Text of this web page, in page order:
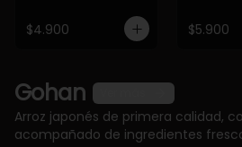
$4.900 $5.900
Gohan
Arroz japonés de primera calidad,
acompañado de ingredientes